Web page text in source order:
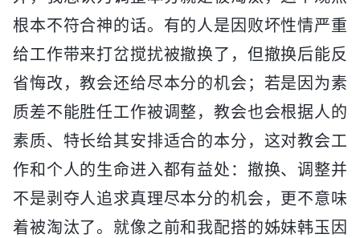
根本不符合神的话。有的人是因败坏性情严重
给工作带来打岔搅扰被撤换了，但撤换后能反
省悔改，教会还给尽本分的机会；若是因为素
质差不能胜任工作被调整，教会也会根据人的
素质、特长给其安排适合的本分，这对教会工
作和个人的生命进入都有益处：撤换、调整并
不是剥夺人追求真理尽本分的机会，更不意味
着被淘汰了。就像之前和我配搭的姊妹韩玉因